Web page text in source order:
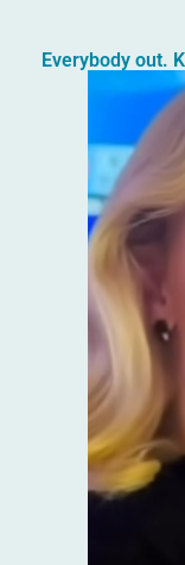
Everybody out.